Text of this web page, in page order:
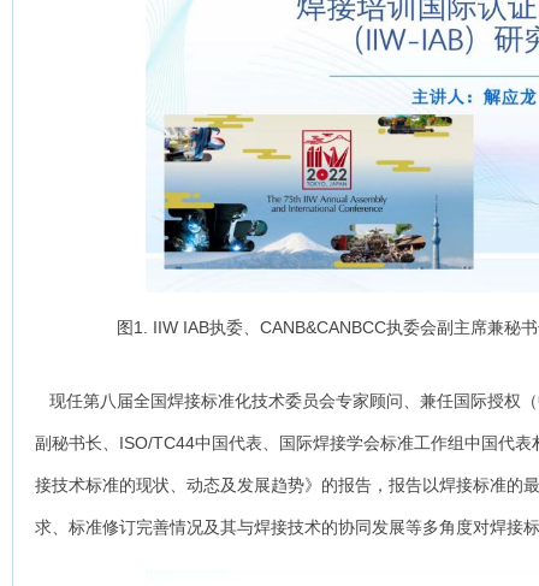
图1. IIW IAB执委、CANB&CANBCC执委会副主席兼秘
现任第八届全国焊接标准化技术委员会专家顾问、兼任国际授权
副秘书长、ISO/TC44中国代表、国际焊接学会标准工作组中国代
接技术标准的现状、动态及发展趋势》的报告，报告以焊接标准的
求、标准修订完善情况及其与焊接技术的协同发展等多角度对焊接